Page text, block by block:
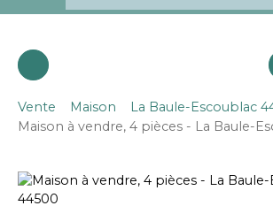
Vente Maison
La Baule-Escoublac
Maison à vendre, 4 pièces - La Baule-